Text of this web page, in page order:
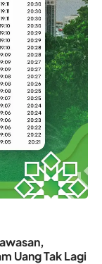
Uang Tak Lagi